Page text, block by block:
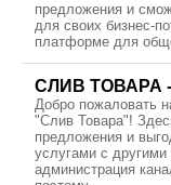
предложения и
для своих бизнес-
платформе для
СЛИВ ТОВАРА -
Добро пожаловать
"Слив Товара"!
предложения и
услугами с
администрация